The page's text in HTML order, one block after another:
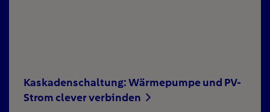
Kaskadenschaltung: Wärmepumpe und PV-
Strom clever verbinden